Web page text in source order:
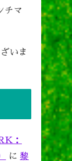
マ
いま
：
に 黎